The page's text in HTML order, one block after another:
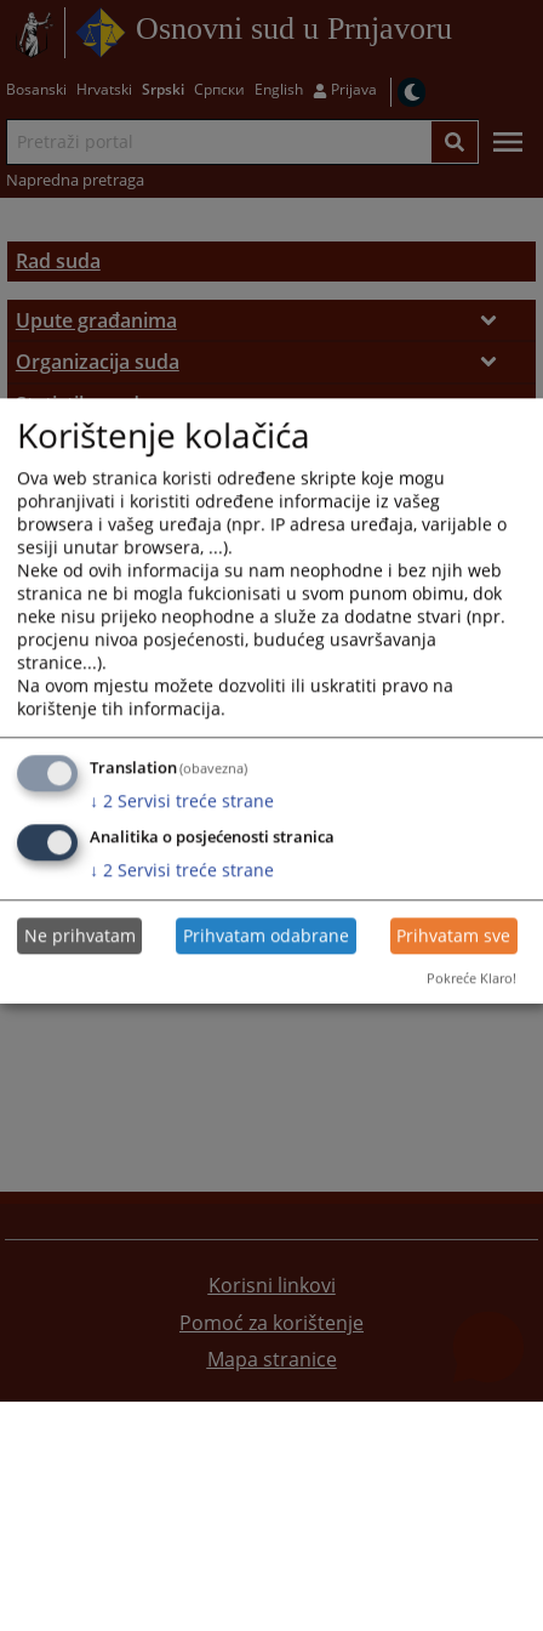
Osnovni sud u Prnjavoru
Bosanski Hrvatski Srpski Српски English Prijava
Napredna pretraga
Rad suda
Upute građanima
Radno vrijeme
Ovjere i prepisi
Zemljišne knjige
Prijem pošte
Razgledanje spisa
Žalbe na sudske odluke
Medijacija
Organizacija suda
Nadležnost suda
Sudska odjeljenja
Zemljišno-knjižna kancelarija
Pisarnica
Sudska policija
Akti suda
Optimalni i predvidivi rokovi
Statistika suda
Izvještaji o radu suda
Protok predmeta
Istorijat
Osnivanje suda
Zaposleni u sudu
Predsjednik suda
Sudije suda
Dodatne sudije
Stručni saradnici
Službenici i namještenici
Korisni linkovi
Pomoć za korištenje
Mapa stranice
Korištenje kolačića
Ova web stranica koristi određene skripte koje mogu
pohranjivati i koristiti određene informacije iz vašeg
browsera i vašeg uređaja (npr. IP adresa uređaja, varijable o
sesiji unutar browsera, ...).
Neke od ovih informacija su nam neophodne i bez njih web
stranica ne bi mogla fukcionisati u svom punom obimu, dok
neke nisu prijeko neophodne a služe za dodatne stvari (npr.
procjenu nivoa posjećenosti, budućeg usavršavanja
stranice...).
Na ovom mjestu možete dozvoliti ili uskratiti pravo na
korištenje tih informacija.
Translation(obavezna)
↓ 2 Servisi treće strane
Analitika o posjećenosti stranica
↓ 2 Servisi treće strane
Ne prihvatam Prihvatam odabrane Prihvatam sve
Pokreće Klaro!